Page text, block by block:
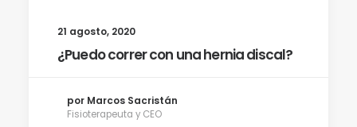
21 agosto, 2020
¿Puedo correr con una hernia discal?
por Marcos Sacristán
Fisioterapeuta y CEO